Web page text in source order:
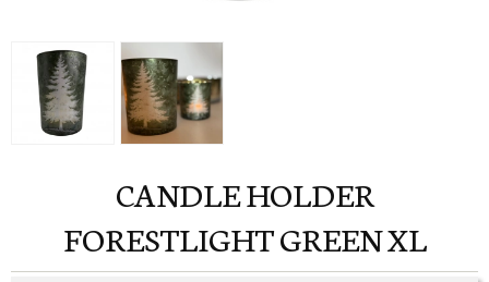
CANDLE HOLDER
FORESTLIGHT GREEN XL